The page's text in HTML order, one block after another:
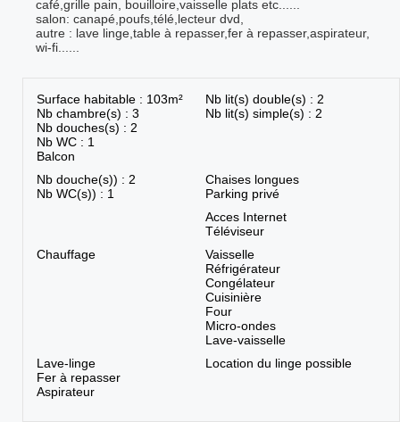
café,grille pain, bouilloire,vaisselle plats etc......
salon: canapé,poufs,télé,lecteur dvd,
autre : lave linge,table à repasser,fer à repasser,aspirateur,
wi-fi......
Surface habitable : 103m²
Nb chambre(s) : 3
Nb douches(s) : 2
Nb WC : 1
Balcon
Nb lit(s) double(s) : 2
Nb lit(s) simple(s) : 2
Nb douche(s)) : 2
Nb WC(s)) : 1
Chaises longues
Parking privé
Acces Internet
Téléviseur
Chauffage
Vaisselle
Réfrigérateur
Congélateur
Cuisinière
Four
Micro-ondes
Lave-vaisselle
Lave-linge
Fer à repasser
Aspirateur
Location du linge possible